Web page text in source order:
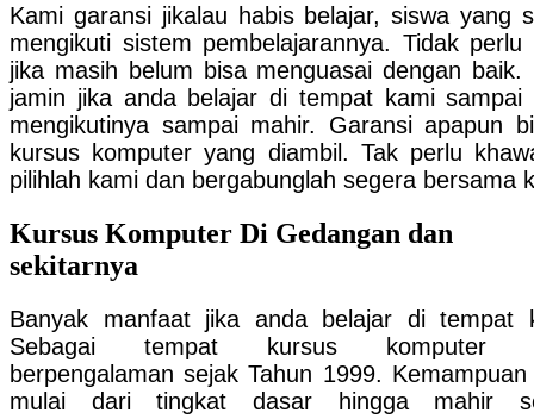
Kami garansi jikalau habis belajar, siswa yang
mengikuti sistem pembelajarannya. Tidak perlu
jika masih belum bisa menguasai dengan baik.
jamin jika anda belajar di tempat kami sampai
mengikutinya sampai mahir. Garansi apapun
kursus komputer yang diambil. Tak perlu
pilihlah kami dan bergabunglah segera bersama
Kursus Komputer Di Gedangan dan
sekitarnya
Banyak manfaat jika anda belajar di tempat
Sebagai tempat kursus komputer
berpengalaman sejak Tahun 1999.
mulai dari tingkat dasar hingga mahir